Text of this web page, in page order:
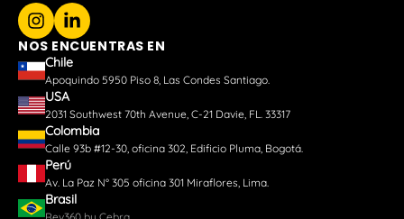
NOS ENCUENTRAS EN
Chile
Apoquindo 5950 Piso 8, Las Condes Santiago.
USA
2031 Southwest 70th Avenue, C-21 Davie, FL. 33317
Colombia
Calle 93b #12-30, oficina 302, Edificio Pluma, Bogotá.
Perú
Av. La Paz N° 305 oficina 301 Miraflores, Lima.
Brasil